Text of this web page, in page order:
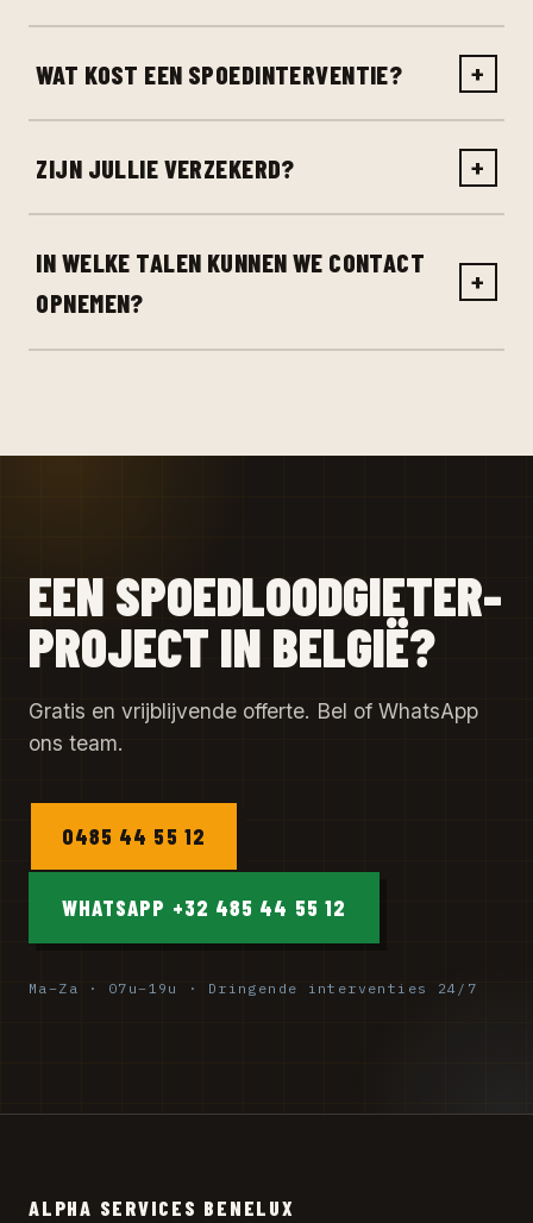
WAT KOST EEN SPOEDINTERVENTIE? +
ZIJN JULLIE VERZEKERD? +
IN WELKE TALEN KUNNEN WE CONTACT
OPNEMEN?
+
EEN SPOEDLOODGIETER-
PROJECT IN BELGIË?
Gratis en vrijblijvende offerte. Bel of WhatsApp
ons team.
0485 44 55 12
WHATSAPP +32 485 44 55 12
Ma–Za · 07u–19u · Dringende interventies 24/7
ALPHA SERVICES BENELUX